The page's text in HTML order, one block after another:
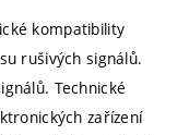
kompatibility
rušivých signálů.
Technické
zařízení